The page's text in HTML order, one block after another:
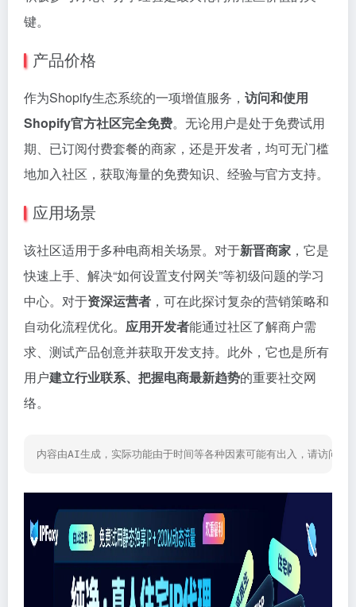
键。
产品价格
作为Shopify生态系统的一项增值服务， 访问和使用
Shopify官方社区完全免费。无论用户是处于免费试用
期、已订阅付费套餐的商家，还是开发者，均可无门槛
地加入社区，获取海量的免费知识、经验与官方支持。
应用场景
该社区适用于多种电商相关场景。对于新晋商家 ，它是
快速上手、解决“如何设置支付网关”等初级问题的学习
中心。对于资深运营者 ，可在此探讨复杂的营销策略和
自动化流程优化。 应用开发者能通过社区了解商户需
求、测试产品创意并获取开发支持。此外，它也是所有
用户建立行业联系、把握电商最新趋势的重要社交网
络。
内容由AI生成，实际功能由于时间等各种因素可能有出入，请访问网